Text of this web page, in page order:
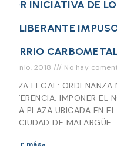
POR INICIATIVA DE
DELIBERANTE
BARRIO
9 junio, 2018 No hay
PIEZA LEGAL:
REFERENCIA: IMPONER EL
A LA PLAZA UBICADA EN
LA CIUDAD DE MALARGÜE.
Leer más»